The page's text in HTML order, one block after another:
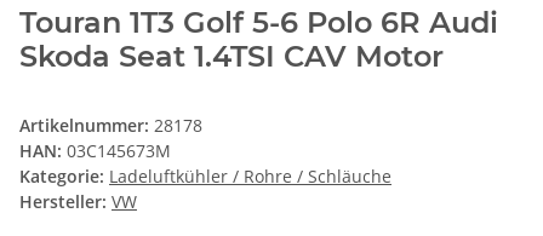
Touran 1T3 Golf 5-6 Polo 6R Audi
Skoda Seat 1.4TSI CAV Motor
Artikelnummer: 28178
HAN: 03C145673M
Kategorie: Ladeluftkühler / Rohre / Schläuche
Hersteller: VW